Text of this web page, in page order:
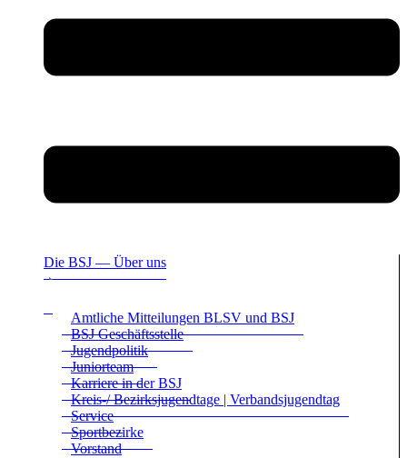
Die BSJ — Über uns
Amt­li­che Mit­tei­lun­gen BLSV und BSJ
BSJ Geschäfts­stelle
Jugend­po­li­tik
Juni­or­team
Kar­riere in der BSJ
Kreis-/ Bezirks­ju­gend­tage | Ver­bands­ju­gend­tag
Ser­vice
Sport­be­zirke
Vor­stand